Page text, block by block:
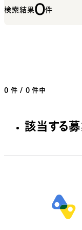
検索結果0件
0 件 / 0 件中
該当する募